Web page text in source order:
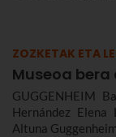
ZOZKETAK ETA
Museoa
GUGGENHEIM
Hernández Elena
Altuna